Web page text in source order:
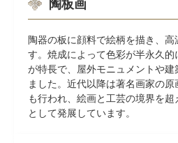
陶器の板に顔料で絵柄を描き、
す。焼成によって色彩が半永久
が特長で、屋外モニュメントや
ました。近代以降は著名画家の
も行われ、絵画と工芸の境界を
として発展しています。